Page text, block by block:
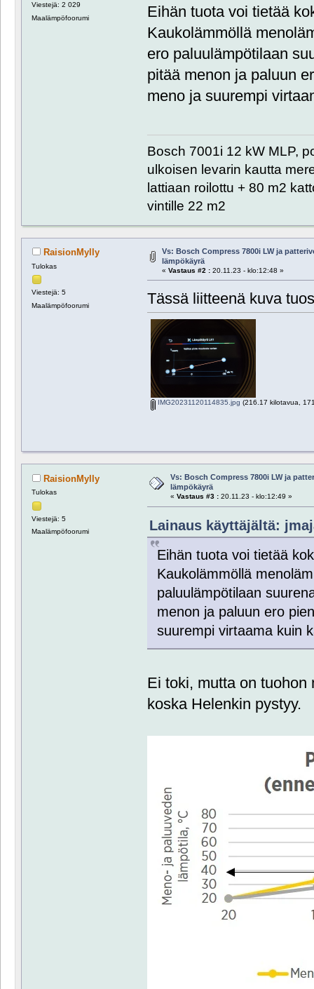
Viestejä: 2 029
Maalämpöfoorumi
Eihän tuota voi tietää
Kaukolämmöllä
ero paluulämpötilaan
pitää menon ja paluun
meno ja suurempi
Bosch 7001i 12 kW MLP,
ulkoisen levarin kautta
lattiaan roilottu + 80 m2
vintille 22 m2
RaisionMylly
Tulokas
Viestejä: 5
Maalämpöfoorumi
Vs: Bosch Compress 7800i LW ja
lämpökäyrä
« Vastaus #2 :20.11.23 - klo:12:48 »
Tässä liitteenä kuva
IMG20231120114835.jpg (216.17 kilotavua,
RaisionMylly
Tulokas
Viestejä: 5
Maalämpöfoorumi
Vs: Bosch Compress 7800i LW ja
lämpökäyrä
« Vastaus #3 :20.11.23 - klo:12:49 »
Lainaus käyttäjältä:
Eihän tuota voi tietää
Kaukolämmöllä
paluulämpötilaan
menon ja paluun ero
suurempi virtaama kuin
Ei toki, mutta on
koska Helenkin pystyy.